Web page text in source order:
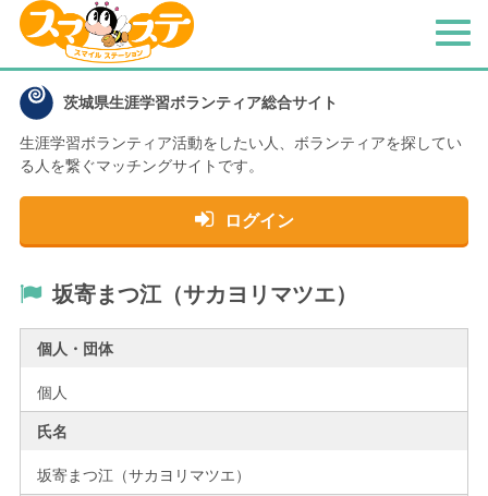
茨城県生涯学習ボランティア総合サイト
生涯学習ボランティア活動をしたい人、 ボランティアを探してい
る人を繋ぐマッチングサイトです。
ログイン
メ
坂寄まつ江（サカヨリマツエ）
個人・団体
個人
氏名
坂寄まつ江（サカヨリマツエ）